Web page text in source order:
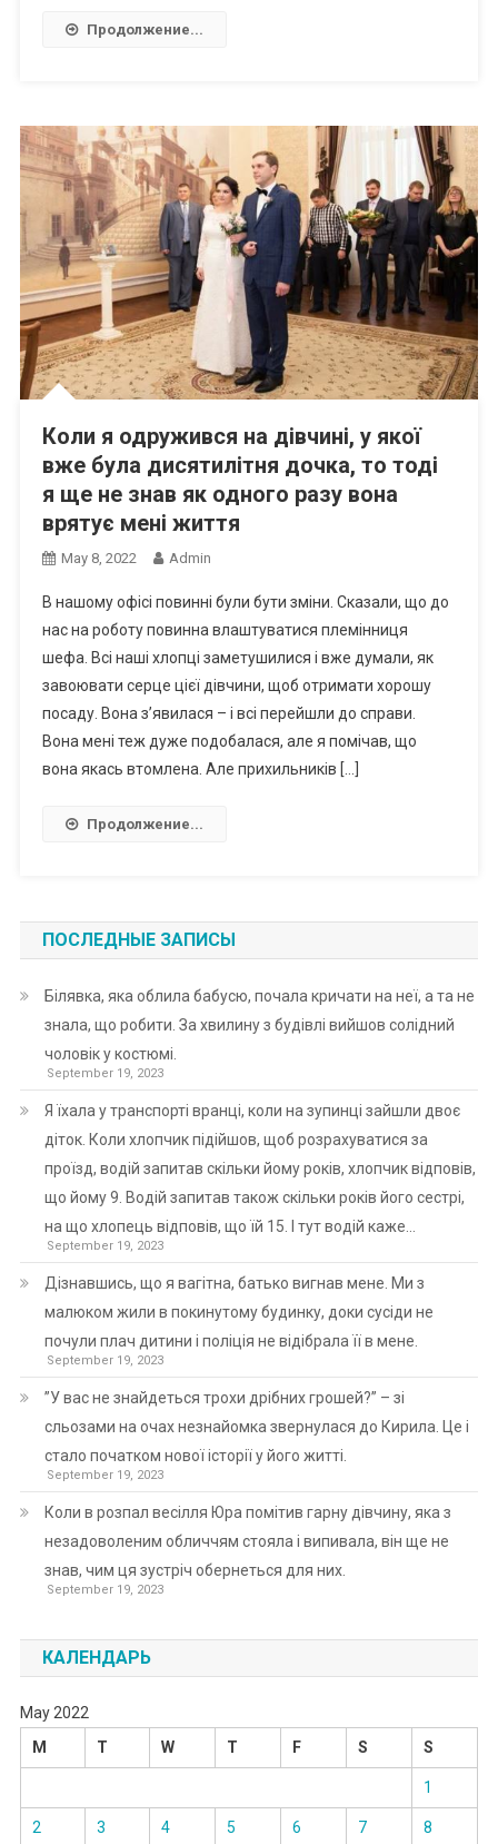
Продолжение...
Коли я одружився на дівчині, у якої
вже була дисятилітня дочка, то тоді
я ще не знав як одного разу вона
врятує мені життя
May 8, 2022 Admin
В нашому офісі повинні були бути зміни. Сказали, що до
нас на роботу повинна влаштуватися племінниця
шефа. Всі наші хлопці заметушилися і вже думали, як
завоювати серце цієї дівчини, щоб отримати хорошу
посаду. Вона з’явилася – і всі перейшли до справи.
Вона мені теж дуже подобалася, але я помічав, що
вона якась втомлена. Але прихильників […]
Продолжение...
ПОСЛЕДНЫЕ ЗАПИСЫ
Білявка, яка облила бабусю, почала кричати на неї, а та не
знала, що робити. За хвилину з будівлі вийшов солідний
чоловік у костюмі.
September 19, 2023
Я їхала у транспорті вранці, коли на зупинці зайшли двоє
діток. Коли хлопчик підійшов, щоб розрахуватися за
проїзд, водій запитав скільки йому років, хлопчик відповів,
що йому 9. Водій запитав також скільки років його сестрі,
на що хлопець відповів, що їй 15. І тут водій каже…
September 19, 2023
Дізнавшись, що я вагітна, батько вигнав мене. Ми з
малюком жили в покинутому будинку, доки сусіди не
почули плач дитини і поліція не відібрала її в мене.
September 19, 2023
”У вас не знайдеться трохи дрібних грошей?” – зі
сльозами на очах незнайомка звернулася до Кирила. Це і
стало початком нової історії у його житті.
September 19, 2023
Коли в розпал весілля Юра помітив гарну дівчину, яка з
незадоволеним обличчям стояла і випивала, він ще не
знав, чим ця зустріч обернеться для них.
September 19, 2023
КАЛЕНДАРЬ
May 2022
M
T W T F S S
1
2 3 4 5 6 7 8